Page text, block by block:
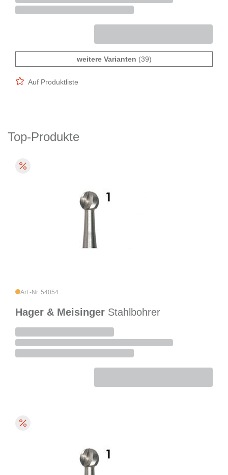
weitere Varianten (39)
Auf Produktliste
Top-Produkte
Art.-Nr. 54054
Hager & Meisinger Stahlbohrer